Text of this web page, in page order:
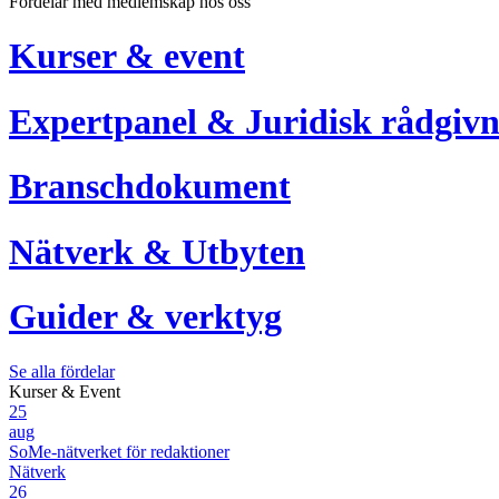
Kurser & event
Expertpanel & Juridisk
Branschdokument
Nätverk & Utbyten
Guider & verktyg
Se alla fördelar
Kurser & Event
25
aug
SoMe-nätverket för redaktioner
Nätverk
26